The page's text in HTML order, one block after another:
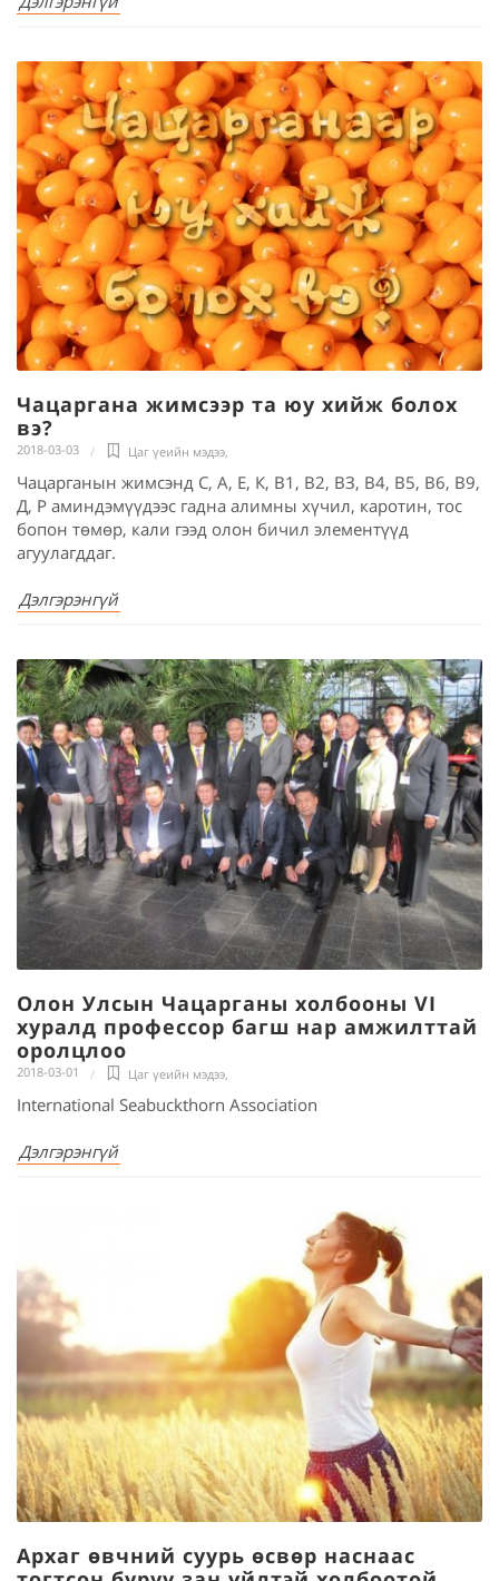
Чацаргана жимсээр та юу хийж болох
вэ?
2018-03-03 Цаг үеийн мэдээ,
Чацарганын жимсэнд С, А, Е, К, В1, В2, ВЗ, В4, В5, В6, В9,
Д, Р аминдэмүүдээс гадна алимны хүчил, каротин, тос
бопон төмөр, кали гээд олон бичил элементүүд
агуулагддаг.
Дэлгэрэнгүй
Олон Улсын Чацарганы холбооны VI
хуралд профессор багш нар амжилттай
оролцлоо
2018-03-01 Цаг үеийн мэдээ,
International Seabuckthorn Association
Дэлгэрэнгүй
Архаг өвчний суурь өсвөр наснаас